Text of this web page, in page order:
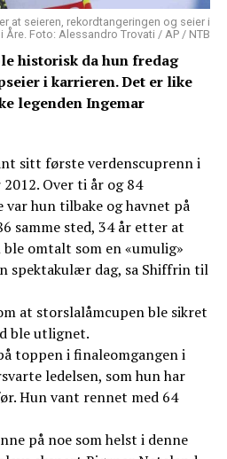
at seieren, rekordtangeringen og seier i
Foto: Alessandro Trovati / AP / NTB
historisk da hun fredag
i karrieren. Det er like
legenden Ingemar
sitt første verdenscuprenn i
Over ti år og 84
var hun tilbake og havnet på
samme sted, 34 år etter at
omtalt som en «umulig»
spektakulær dag, sa Shiffrin til
at storslalåmcupen ble sikret
ble utlignet.
toppen i finaleomgangen i
ledelsen, som hun har
Hun vant rennet med 64
på noe som helst i denne